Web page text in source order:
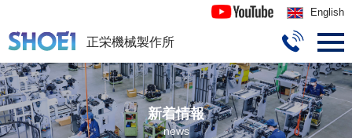
正栄機械製作所
English
新着情報
news